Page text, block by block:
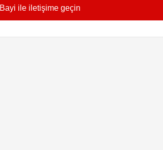
Bayi ile iletişime geçin